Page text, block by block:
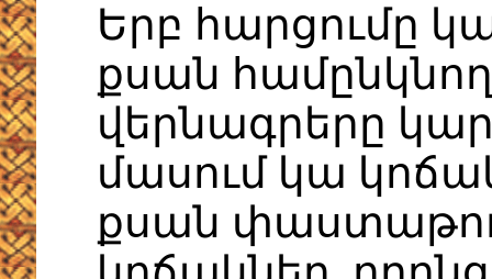
Երբ հարցումը
քսան
վերնագրերը
մասում կա
քսան